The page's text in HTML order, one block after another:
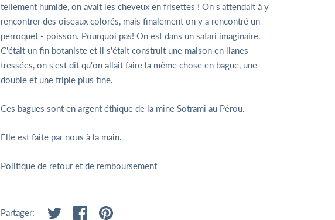
tellement humide, on avait les cheveux en frisettes ! On s'attendait à y
rencontrer des oiseaux colorés, mais finalement on y a rencontré un
perroquet - poisson. Pourquoi pas! On est dans un safari imaginaire.
C'était un fin botaniste et il s'était construit une maison en lianes
tressées, on s'est dit qu'on allait faire la même chose en bague, une
double et une triple plus fine.
Ces bagues sont en argent éthique de la mine Sotrami au Pérou.
Elle est faite par nous à la main.
Politique de retour et de remboursement
Partager: